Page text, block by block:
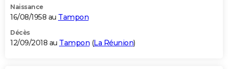
Naissance
16/08/1958 au Tampon
Décès
12/09/2018 au Tampon (La Réunion)